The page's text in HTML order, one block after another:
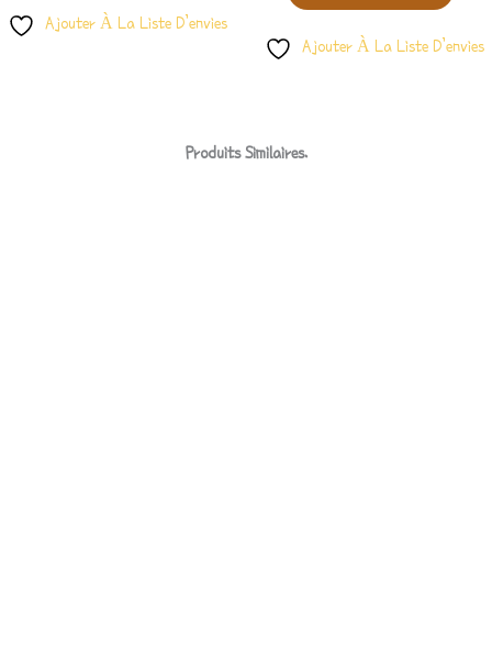
Ajouter À La Liste D’envies
Ajouter À La Liste D’envies
Produits Similaires.